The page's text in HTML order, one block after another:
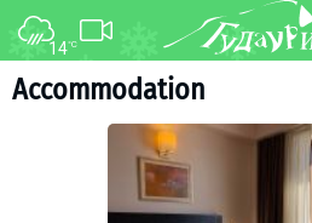
14°C
Accommodation
FORUM
About ski resort
Piste map
Ski pass